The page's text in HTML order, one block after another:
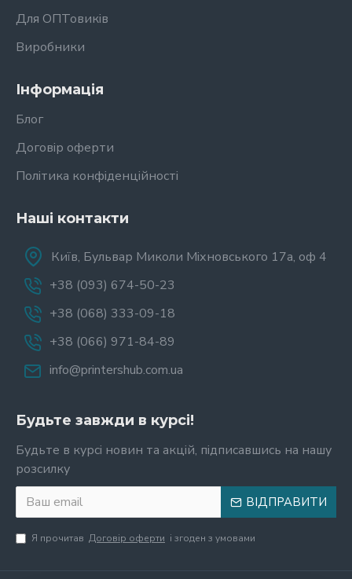
Для ОПТовиків
Виробники
Інформація
Блог
Договір оферти
Політика конфіденційності
Наші контакти
Київ, Бульвар Миколи Міхновського 17а, оф 4
+38 (093) 674-50-23
+38 (068) 333-09-18
+38 (066) 971-84-89
info@printershub.com.ua
Будьте завжди в курсі!
Будьте в курсі новин та акцій, підписавшись на нашу
розсилку
ВІДПРАВИТИ
Я прочитав Договір оферти і згоден з умовами